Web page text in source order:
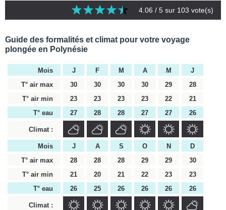
4.06 / 5 sur 103 vote(s)
Guide des formalités et climat pour votre voyage
plongée en Polynésie
Mois J F M A M
J
T° air max
30 30 30 30 29
28
T° air min
23 23 23 23 22
21
T° eau
27 28 28 27 27 26
Climat :
Mois J A S O N
D
T° air max
28 28 28 29 29
30
T° air min
21 20 21 22 23
23
T° eau
26 25 26 26 26 26
Climat :